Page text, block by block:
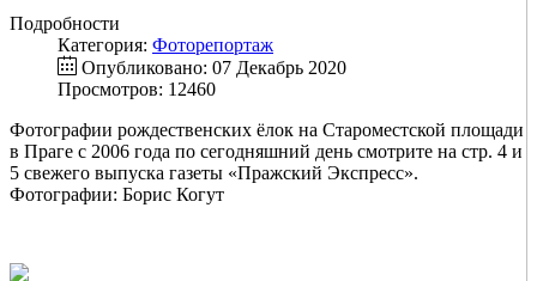
Подробности
Категория: Фоторепортаж
Опубликовано: 07 Декабрь 2020
Просмотров: 12460
Фотографии рождественских ёлок на Староместской площади
в Праге с 2006 года по сегодняшний день смотрите на стр. 4 и
5 свежего выпуска газеты «Пражский Экспресс».
Фотографии: Борис Когут